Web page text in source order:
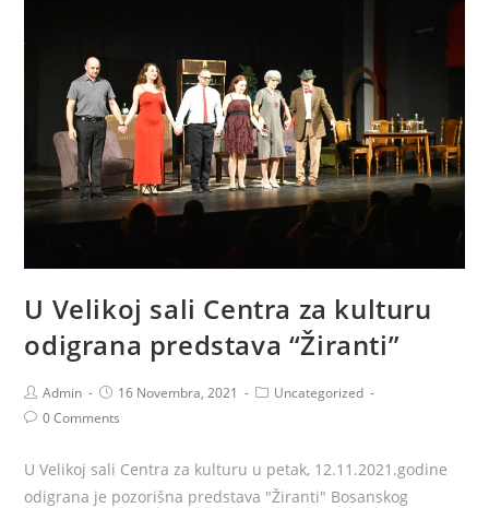
U Velikoj sali Centra za kulturu
odigrana predstava “Žiranti”
Admin 16 Novembra, 2021
Uncategorized
0 Comments
U Velikoj sali Centra za kulturu u petak, 12.11.2021.godine
odigrana je pozorišna predstava "Žiranti" Bosanskog